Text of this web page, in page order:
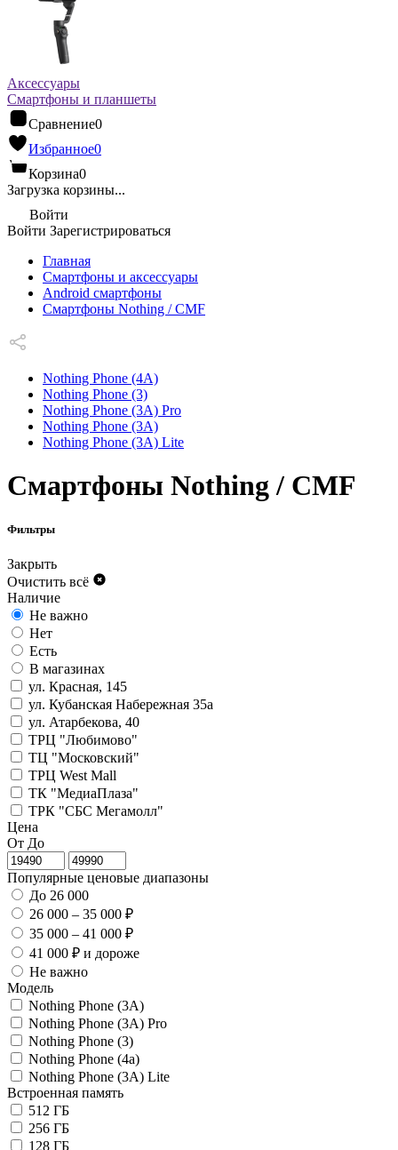
Аксессуары
Смартфоны и планшеты
Сравнение0
Избранное0
Корзина0
Загрузка корзины...
Войти
Войти Зарегистрироваться
Главная
Смартфоны и аксессуары
Android cмартфоны
Смартфоны Nothing / CMF
Nothing Phone (4A)
Nothing Phone (3)
Nothing Phone (3A) Pro
Nothing Phone (3A)
Nothing Phone (3A) Lite
Смартфоны Nothing / CMF
Фильтры
Закрыть
Очистить всё
Наличие
Не важно
Нет
Есть
В магазинах
ул. Красная, 145
ул. Кубанская Набережная 35а
ул. Атарбекова, 40
ТРЦ "Любимово"
ТЦ "Московский"
ТРЦ West Mall
ТК "МедиаПлаза"
ТРК "СБС Мегамолл"
Цена
От До
Популярные ценовые диапазоны
До 26 000
26 000 – 35 000 ₽
35 000 – 41 000 ₽
41 000 ₽ и дороже
Не важно
Модель
Nothing Phone (3A)
Nothing Phone (3A) Pro
Nothing Phone (3)
Nothing Phone (4a)
Nothing Phone (3A) Lite
Встроенная память
512 ГБ
256 ГБ
128 ГБ